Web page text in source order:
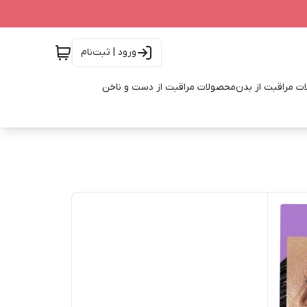
ورود | ثبت‌نام
مراقبت از بدنمحصولات مراقبت از دست و ناخن